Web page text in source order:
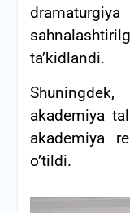
ta’kidlandi.
akademiya
akademiya
o’tildi.